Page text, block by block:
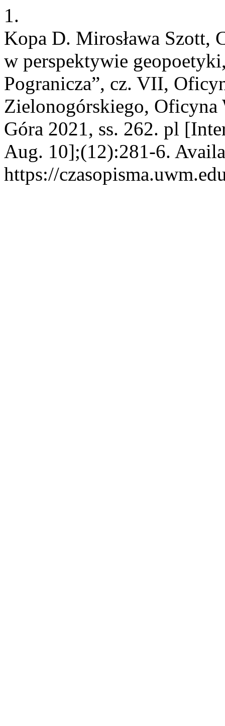
1.
Kopa D. Mirosława Szott,
w perspektywie
Pogranicza”, cz. VII,
Zielonogórskiego,
Góra 2021, ss. 262. pl
Aug. 10];(12):281-6.
https://